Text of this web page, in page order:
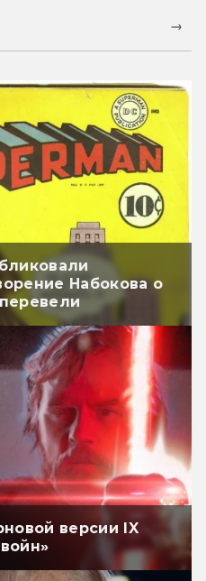
Набокова о
версии IX